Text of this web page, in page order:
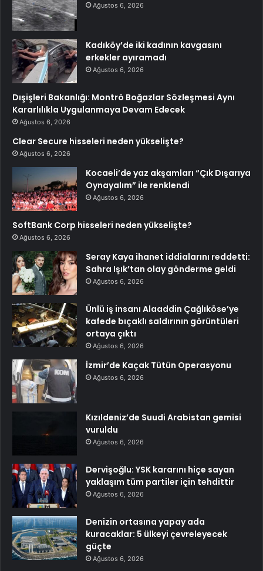
Ağustos 6, 2026
Kadıköy’de iki kadının kavgasını
erkekler ayıramadı
Ağustos 6, 2026
Dışişleri Bakanlığı: Montrö Boğazlar Sözleşmesi Aynı
Kararlılıkla Uygulanmaya Devam Edecek
Ağustos 6, 2026
Clear Secure hisseleri neden yükselişte?
Ağustos 6, 2026
Kocaeli’de yaz akşamları “Çık Dışarıya
Oynayalım” ile renklendi
Ağustos 6, 2026
SoftBank Corp hisseleri neden yükselişte?
Ağustos 6, 2026
Seray Kaya ihanet iddialarını reddetti:
Sahra Işık’tan olay gönderme geldi
Ağustos 6, 2026
Ünlü iş insanı Alaaddin Çağlıköse’ye
kafede bıçaklı saldırının görüntüleri
ortaya çıktı
Ağustos 6, 2026
İzmir’de Kaçak Tütün Operasyonu
Ağustos 6, 2026
Kızıldeniz’de Suudi Arabistan gemisi
vuruldu
Ağustos 6, 2026
Dervişoğlu: YSK kararını hiçe sayan
yaklaşım tüm partiler için tehdittir
Ağustos 6, 2026
Denizin ortasına yapay ada
kuracaklar: 5 ülkeyi çevreleyecek
güçte
Ağustos 6, 2026